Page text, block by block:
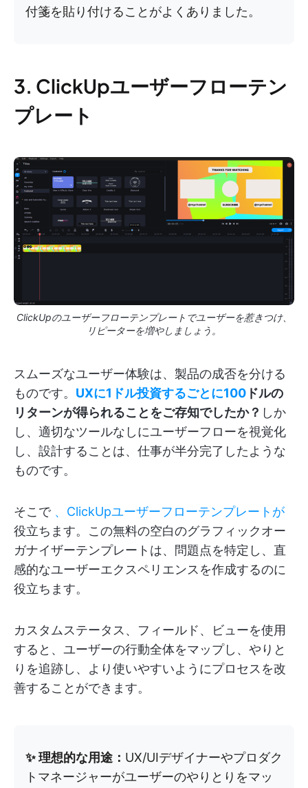
付箋を貼り付けることがよくありました。
3. ClickUpユーザーフローテン
プレート
ClickUpのユーザーフローテンプレートでユーザーを惹きつけ、
リピーターを増やしましょう。
スムーズなユーザー体験は、製品の成否を分ける
ものです。 UXに1ドル投資するごとに100 ドルの
リターンが得られることをご存知でしたか？ しか
し、適切なツールなしにユーザーフローを視覚化
し、設計することは、仕事が半分完了したような
ものです。
そこで、ClickUpユーザーフローテンプレートが
役立ちます。この無料の空白のグラフィックオー
ガナイザーテンプレートは、問題点を特定し、直
感的なユーザーエクスペリエンスを作成するのに
役立ちます。
カスタムステータス、フィールド、ビューを使用
すると、ユーザーの行動全体をマップし、やりと
りを追跡し、より使いやすいようにプロセスを改
善することができます。
✨ 理想的な用途： UX/UIデザイナーやプロダク
トマネージャーがユーザーのやりとりをマッ